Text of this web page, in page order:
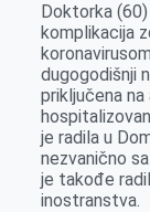
b
o
o
k
Doktorka
komplikacija
dugogodišnji
priključena
je radila u
nezvanično
je takođe
inostranstva.